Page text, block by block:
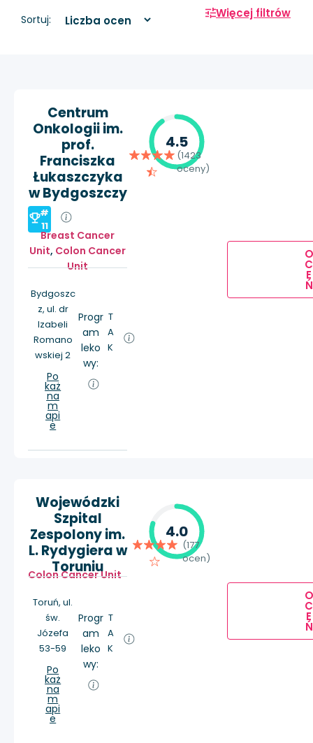
Sortuj: Więcej filtrów
Centrum
Onkologii im.
prof.
Franciszka
Łukaszczyka
w Bydgoszczy
#
11
Breast Cancer
Unit, Colon Cancer
Unit
Bydgoszc
z, ul. dr
Izabeli
Romano
wskiej 2
Po
każ
na
m
api
e
Progr
am
leko
wy:
T
A
K
4.5
(1423
oceny)
O
C
E
Ń
Wojewódzki
Szpital
Zespolony im.
L. Rydygiera w
Toruniu
Colon Cancer Unit
Toruń, ul.
św.
Józefa
53-59
Po
każ
na
m
api
e
Progr
am
leko
wy:
T
A
K
4.0
(177
ocen)
O
C
E
Ń